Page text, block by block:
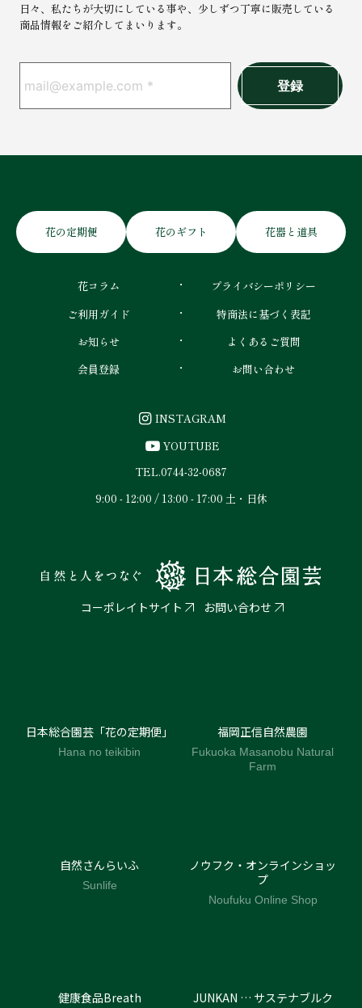
日々、私たちが大切にしている事や、少しずつ丁寧に販売している
商品情報をご紹介してまいります。
花の定期便 花のギフト 花器と道具
花コラム
ご利用ガイド
お知らせ
会員登録
プライバシーポリシー
特商法に基づく表記
よくあるご質問
お問い合わせ
INSTAGRAM
YOUTUBE
TEL.0744-32-0687
9:00 - 12:00 / 13:00 - 17:00 土・日休
コーポレイトサイト お問い合わせ
日本総合園芸「花の定期便」
Hana no teikibin
福岡正信自然農園
Fukuoka Masanobu Natural
Farm
自然さんらいふ
Sunlife
ノウフク・オンラインショッ
プ
Noufuku Online Shop
健康食品Breath
JUNKAN … サステナブルク